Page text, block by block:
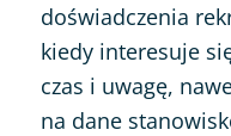
doświadczenia
kiedy interesuje
czas i uwagę,
na dane